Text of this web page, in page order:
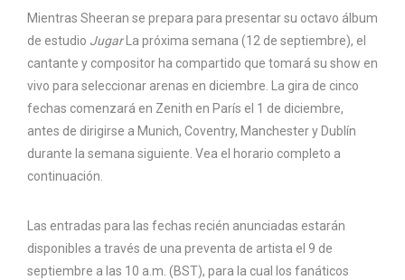
Mientras Sheeran se prepara para presentar su octavo álbum
de estudio JugarLa próxima semana (12 de septiembre), el
cantante y compositor ha compartido que tomará su show en
vivo para seleccionar arenas en diciembre. La gira de cinco
fechas comenzará en Zenith en París el 1 de diciembre,
antes de dirigirse a Munich, Coventry, Manchester y Dublín
durante la semana siguiente. Vea el horario completo a
continuación.
Las entradas para las fechas recién anunciadas estarán
disponibles a través de una preventa de artista el 9 de
septiembre a las 10 a.m. (BST), para la cual los fanáticos